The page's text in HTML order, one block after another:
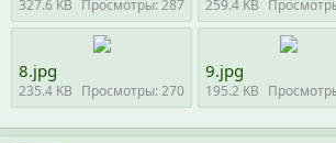
327.6 KB Просмотры: 287 259.4 KB
8.jpg
235.4 KB Просмотры: 270
9.jpg
195.2 KB